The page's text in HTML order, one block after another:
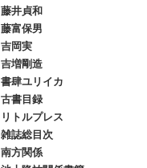
藤井貞和
藤富保男
吉岡実
吉増剛造
書肆ユリイカ
古書目録
リトルプレス
雑誌総目次
南方関係